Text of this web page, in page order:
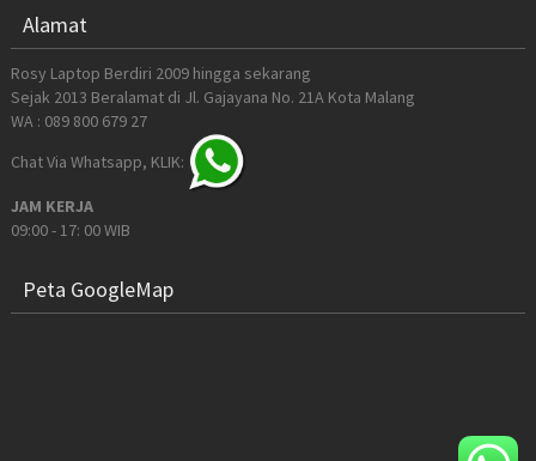
Alamat
Rosy Laptop Berdiri 2009 hingga sekarang
Sejak 2013 Beralamat di Jl. Gajayana No. 21A Kota Malang
WA : 089 800 679 27
Chat Via Whatsapp, KLIK:
JAM KERJA
09:00 - 17: 00 WIB
Peta GoogleMap